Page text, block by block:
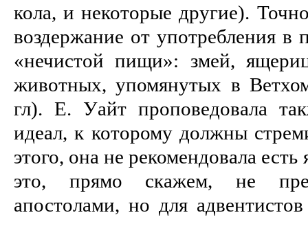
кола, и некоторые другие).
воздержание от употребления
«нечистой пищи»: змей,
животных, упомянутых в
гл). Е. Уайт проповедовала
идеал, к которому должны
этого, она не рекомендовала
это, прямо скажем, не
апостолами, но для